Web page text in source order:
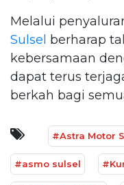
Melalui
Sulsel berharap
kebersamaan
dapat terus
berkah bagi
#Astra Motor
#asmo sulsel